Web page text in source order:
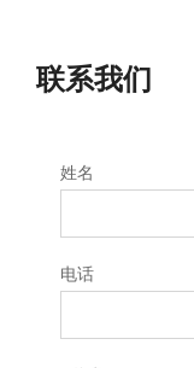
联系我们
姓名
电话